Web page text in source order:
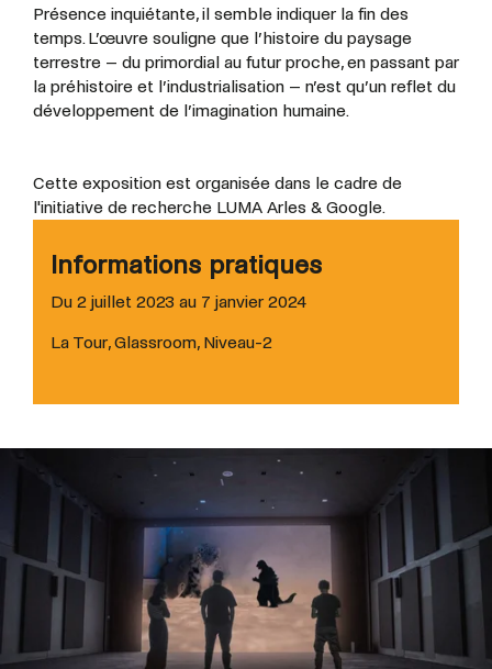
Présence inquiétante, il semble indiquer la fin des
temps. L’œuvre souligne que l’histoire du paysage
terrestre – du primordial au futur proche, en passant par
la préhistoire et l’industrialisation – n’est qu’un reflet du
développement de l’imagination humaine.
Cette exposition est organisée dans le cadre de
l'initiative de recherche LUMA Arles & Google.
Informations pratiques
Du 2 juillet 2023 au 7 janvier 2024
La Tour, Glassroom, Niveau-2